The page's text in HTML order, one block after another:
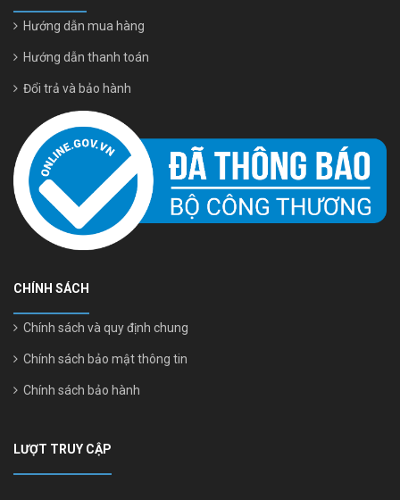
Hướng dẫn mua hàng
Hướng dẫn thanh toán
Đổi trả và bảo hành
CHÍNH SÁCH
Chính sách và quy định chung
Chính sách bảo mật thông tin
Chính sách bảo hành
LƯỢT TRUY CẬP